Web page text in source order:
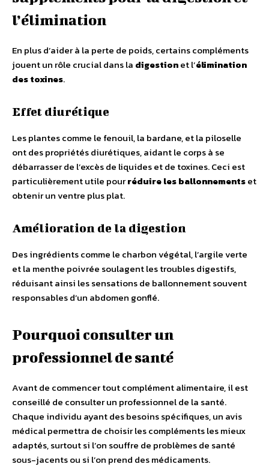
l’élimination
En plus d’aider à la perte de poids, certains compléments
jouent un rôle crucial dans la digestionet l’élimination
des toxines.
Effet diurétique
Les plantes comme le fenouil, la bardane, et la piloselle
ont des propriétés diurétiques, aidant le corps à se
débarrasser de l’excès de liquides et de toxines. Ceci est
particulièrement utile pourréduire les ballonnementset
obtenir un ventre plus plat.
Amélioration de la digestion
Des ingrédients comme le charbon végétal, l’argile verte
et la menthe poivrée soulagent les troubles digestifs,
réduisant ainsi les sensations de ballonnement souvent
responsables d’un abdomen gonflé.
Pourquoi consulter un
professionnel de santé
Avant de commencer tout complément alimentaire, il est
conseillé de consulter un professionnel de la santé.
Chaque individu ayant des besoins spécifiques, un avis
médical permettra de choisir les compléments les mieux
adaptés, surtout si l’on souffre de problèmes de santé
sous-jacents ou si l’on prend des médicaments.